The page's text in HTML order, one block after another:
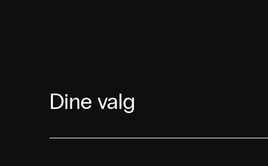
Dine valg